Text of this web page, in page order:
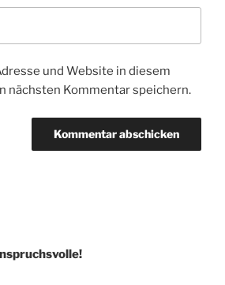
und Website in diesem
nächsten Kommentar speichern.